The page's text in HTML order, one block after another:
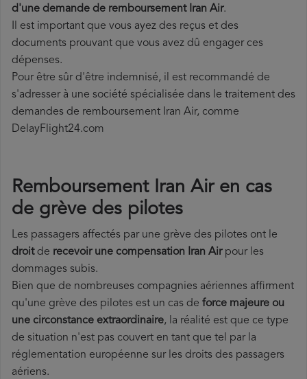
d'une demande de remboursement Iran Air.
Il est important que vous ayez des reçus et des
documents prouvant que vous avez dû engager ces
dépenses.
Pour être sûr d'être indemnisé, il est recommandé de
s'adresser à une société spécialisée dans le traitement des
demandes de remboursement Iran Air, comme
DelayFlight24.com
Remboursement Iran Air en cas
de grève des pilotes
Les passagers affectés par une grève des pilotes ont le
droitde recevoir une compensation Iran Airpour les
dommages subis.
Bien que de nombreuses compagnies aériennes affirment
qu'une grève des pilotes est un cas de force majeure ou
une circonstance extraordinaire, la réalité est que ce type
de situation n'est pas couvert en tant que tel par la
réglementation européenne sur les droits des passagers
aériens.